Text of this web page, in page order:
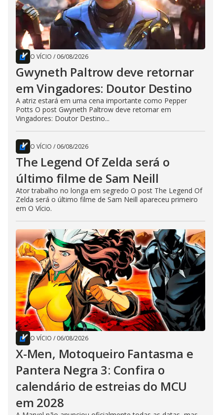
O VÍCIO / 06/08/2026
Gwyneth Paltrow deve retornar
em Vingadores: Doutor Destino
A atriz estará em uma cena importante como Pepper
Potts O post Gwyneth Paltrow deve retornar em
Vingadores: Doutor Destino...
O VÍCIO / 06/08/2026
The Legend Of Zelda será o
último filme de Sam Neill
Ator trabalho no longa em segredo O post The Legend Of
Zelda será o último filme de Sam Neill apareceu primeiro
em O Vício.
O VÍCIO / 06/08/2026
X-Men, Motoqueiro Fantasma e
Pantera Negra 3: Confira o
calendário de estreias do MCU
em 2028